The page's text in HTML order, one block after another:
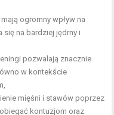
ogromny wpływ na
się na bardziej jędrny i
pozwalają znacznie
w kontekście
mięśni i stawów poprzez
kontuzjom oraz